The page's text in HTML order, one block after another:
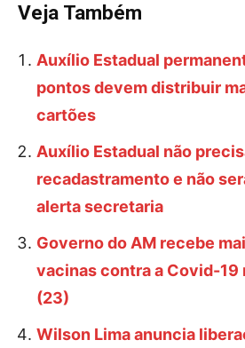
Veja Também
Auxílio Estadual
pontos devem distribuir
cartões
Auxílio Estadual não
recadastramento e não
alerta secretaria
Governo do AM recebe
vacinas contra a Covid-
(23)
Wilson Lima anuncia